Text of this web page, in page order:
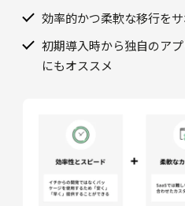
効率的かつ柔軟な移行を
初期導入時から独自のア
にもオススメ